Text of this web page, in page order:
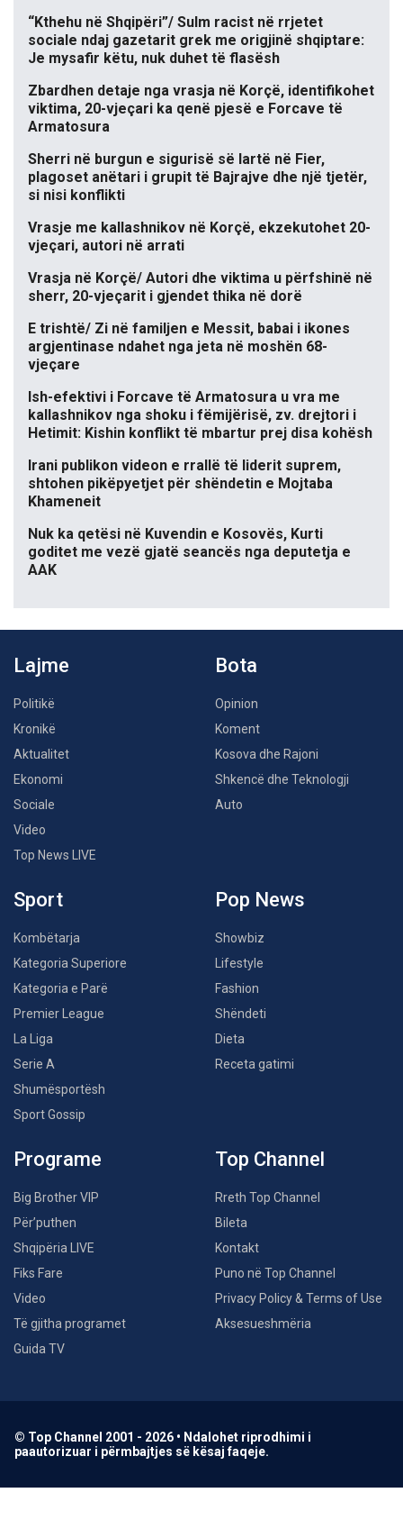
“Kthehu në Shqipëri”/ Sulm racist në rrjetet
sociale ndaj gazetarit grek me origjinë shqiptare:
Je mysafir këtu, nuk duhet të flasësh
Zbardhen detaje nga vrasja në Korçë, identifikohet
viktima, 20-vjeçari ka qenë pjesë e Forcave të
Armatosura
Sherri në burgun e sigurisë së lartë në Fier,
plagoset anëtari i grupit të Bajrajve dhe një tjetër,
si nisi konflikti
Vrasje me kallashnikov në Korçë, ekzekutohet 20-
vjeçari, autori në arrati
Vrasja në Korçë/ Autori dhe viktima u përfshinë në
sherr, 20-vjeçarit i gjendet thika në dorë
E trishtë/ Zi në familjen e Messit, babai i ikones
argjentinase ndahet nga jeta në moshën 68-
vjeçare
Ish-efektivi i Forcave të Armatosura u vra me
kallashnikov nga shoku i fëmijërisë, zv. drejtori i
Hetimit: Kishin konflikt të mbartur prej disa kohësh
Irani publikon videon e rrallë të liderit suprem,
shtohen pikëpyetjet për shëndetin e Mojtaba
Khameneit
Nuk ka qetësi në Kuvendin e Kosovës, Kurti
goditet me vezë gjatë seancës nga deputetja e
AAK
Lajme
Politikë
Kronikë
Aktualitet
Ekonomi
Sociale
Video
Top News LIVE
Bota
Opinion
Koment
Kosova dhe Rajoni
Shkencë dhe Teknologji
Auto
Sport
Kombëtarja
Kategoria Superiore
Kategoria e Parë
Premier League
La Liga
Serie A
Shumësportësh
Sport Gossip
Pop News
Showbiz
Lifestyle
Fashion
Shëndeti
Dieta
Receta gatimi
Programe
Big Brother VIP
Për’puthen
Shqipëria LIVE
Fiks Fare
Video
Të gjitha programet
Guida TV
Top Channel
Rreth Top Channel
Bileta
Kontakt
Puno në Top Channel
Privacy Policy & Terms of Use
Aksesueshmëria
© Top Channel 2001 - 2026 • Ndalohet riprodhimi i
paautorizuar i përmbajtjes së kësaj faqeje.